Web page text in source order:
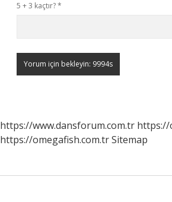
5 + 3 kaçtır?*
https://www.dansforum.com.tr https://
https://omegafish.com.trSitemap